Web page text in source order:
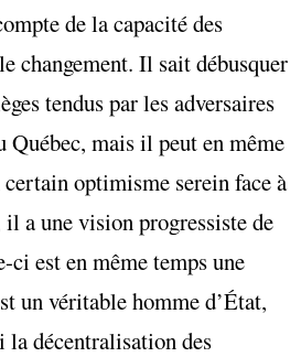
de la capacité des
changement. Il sait débusquer
tendus par les adversaires
Québec, mais il peut en même
optimisme serein face à
a une vision progressiste de
est en même temps une
un véritable homme d’État,
la décentralisation des